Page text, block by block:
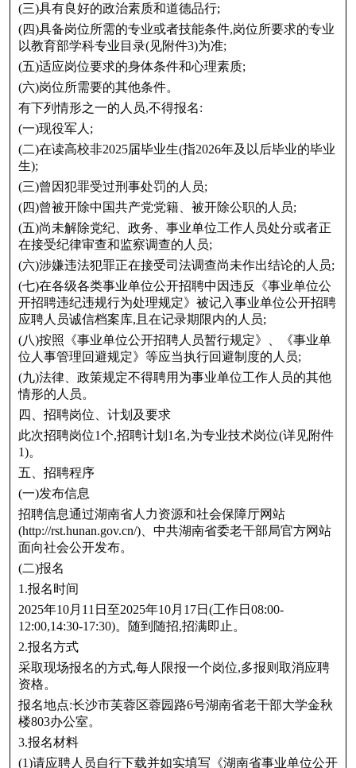
(三)具有良好的政治素质和道德品行;
(四)具备岗位所需的专业或者技能条件,岗位所要求的专业
以教育部学科专业目录(见附件3)为准;
(五)适应岗位要求的身体条件和心理素质;
(六)岗位所需要的其他条件。
有下列情形之一的人员,不得报名:
(一)现役军人;
(二)在读高校非2025届毕业生(指2026年及以后毕业的毕业
生);
(三)曾因犯罪受过刑事处罚的人员;
(四)曾被开除中国共产党党籍、被开除公职的人员;
(五)尚未解除党纪、政务、事业单位工作人员处分或者正
在接受纪律审查和监察调查的人员;
(六)涉嫌违法犯罪正在接受司法调查尚未作出结论的人员;
(七)在各级各类事业单位公开招聘中因违反《事业单位公
开招聘违纪违规行为处理规定》被记入事业单位公开招聘
应聘人员诚信档案库,且在记录期限内的人员;
(八)按照《事业单位公开招聘人员暂行规定》、《事业单
位人事管理回避规定》等应当执行回避制度的人员;
(九)法律、政策规定不得聘用为事业单位工作人员的其他
情形的人员。
四、招聘岗位、计划及要求
此次招聘岗位1个,招聘计划1名,为专业技术岗位(详见附件
1)。
五、招聘程序
(一)发布信息
招聘信息通过湖南省人力资源和社会保障厅网站
(http://rst.hunan.gov.cn/)、中共湖南省委老干部局官方网站
面向社会公开发布。
(二)报名
1.报名时间
2025年10月11日至2025年10月17日(工作日08:00-
12:00,14:30-17:30)。随到随招,招满即止。
2.报名方式
采取现场报名的方式,每人限报一个岗位,多报则取消应聘
资格。
报名地点:长沙市芙蓉区蓉园路6号湖南省老干部大学金秋
楼803办公室。
3.报名材料
(1)请应聘人员自行下载并如实填写《湖南省事业单位公开